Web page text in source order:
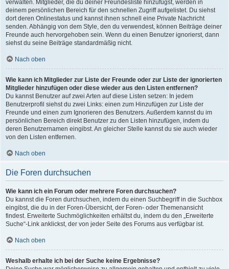
verwalten. Mitglieder, die du deiner Freundesliste hinzufügst, werden in
deinem persönlichen Bereich für den schnellen Zugriff aufgelistet. Du siehst
dort deren Onlinestatus und kannst ihnen schnell eine Private Nachricht
senden. Abhängig von dem Style, den du verwendest, können Beiträge deiner
Freunde auch hervorgehoben sein. Wenn du einen Benutzer ignorierst, dann
siehst du seine Beiträge standardmäßig nicht.
Nach oben
Wie kann ich Mitglieder zur Liste der Freunde oder zur Liste der ignorierten
Mitglieder hinzufügen oder diese wieder aus den Listen entfernen?
Du kannst Benutzer auf zwei Arten auf diese Listen setzen: In jedem
Benutzerprofil siehst du zwei Links: einen zum Hinzufügen zur Liste der
Freunde und einen zum Ignorieren des Benutzers. Außerdem kannst du im
persönlichen Bereich direkt Benutzer zu den Listen hinzufügen, indem du
deren Benutzernamen eingibst. An gleicher Stelle kannst du sie auch wieder
von den Listen entfernen.
Nach oben
Die Foren durchsuchen
Wie kann ich ein Forum oder mehrere Foren durchsuchen?
Du kannst die Foren durchsuchen, indem du einen Suchbegriff in die Suchbox
eingibst, die du in der Foren-Übersicht, der Foren- oder Themenansicht
findest. Erweiterte Suchmöglichkeiten erhältst du, indem du den „Erweiterte
Suche“-Link anklickst, der von jeder Seite des Forums aus verfügbar ist.
Nach oben
Weshalb erhalte ich bei der Suche keine Ergebnisse?